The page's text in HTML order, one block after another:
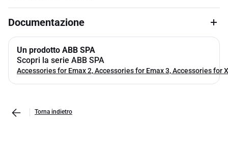
Documentazione
Un prodotto ABB SPA
Scopri la serie ABB SPA
Accessories for Emax 2, Accessories for Emax 3, Accessories for
Torna indietro